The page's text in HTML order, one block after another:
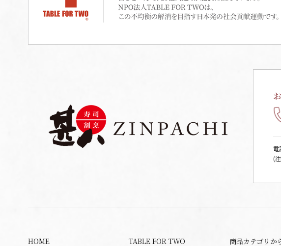
電
(
HOME TABLE FOR TWO 商品カテゴリか